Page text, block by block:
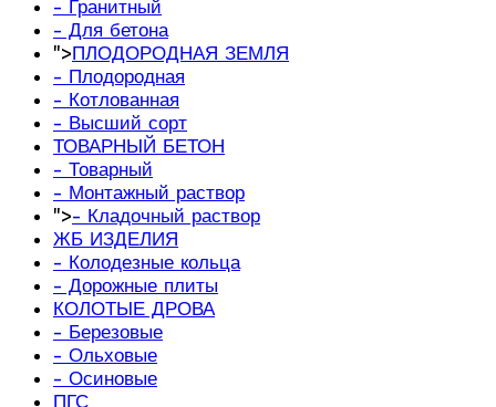
- Гранитный
- Для бетона
">ПЛОДОРОДНАЯ ЗЕМЛЯ
- Плодородная
- Котлованная
- Высший сорт
ТОВАРНЫЙ БЕТОН
- Товарный
- Монтажный раствор
">- Кладочный раствор
ЖБ ИЗДЕЛИЯ
- Колодезные кольца
- Дорожные плиты
КОЛОТЫЕ ДРОВА
- Березовые
- Ольховые
- Осиновые
ПГС